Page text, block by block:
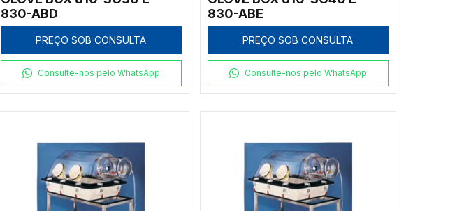
830-ABD
PREÇO SOB CONSULTA
Consulte-nos pelo WhatsApp
830-ABE
PREÇO SOB CONSULTA
Consulte-nos pelo WhatsApp